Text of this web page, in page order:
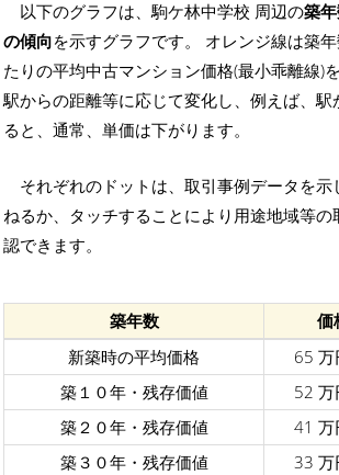
以下のグラフは、駒ケ林中学校 周辺の築
の傾向を示すグラフです。 オレンジ線は築
たりの平均中古マンション価格(最小乖離線)
駅からの距離等に応じて変化し、例えば、駅
ると、通常、単価は下がります。
それぞれのドットは、取引事例データを
ねるか、タッチすることにより用途地域等
認できます。
築年数 価
新築時の平均価格
65 万
築１０年・残存価値
52 万
築２０年・残存価値
41 万
築３０年・残存価値
33 万